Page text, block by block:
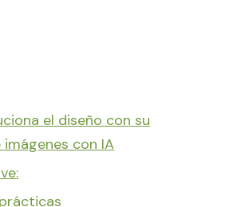
el diseño con su
con IA